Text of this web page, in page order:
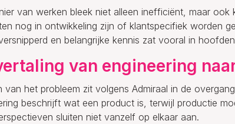
van werken bleek niet alleen inefficiënt, maar
nog in ontwikkeling zijn of klantspecifiek worden
en belangrijke kennis zat vooral in
van engineering
van het probleem zit volgens Admiraal in de
beschrijft wat een product is, terwijl productie
sluiten niet vanzelf op elkaar aan.